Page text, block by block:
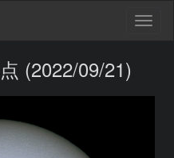
(2022/09/21)